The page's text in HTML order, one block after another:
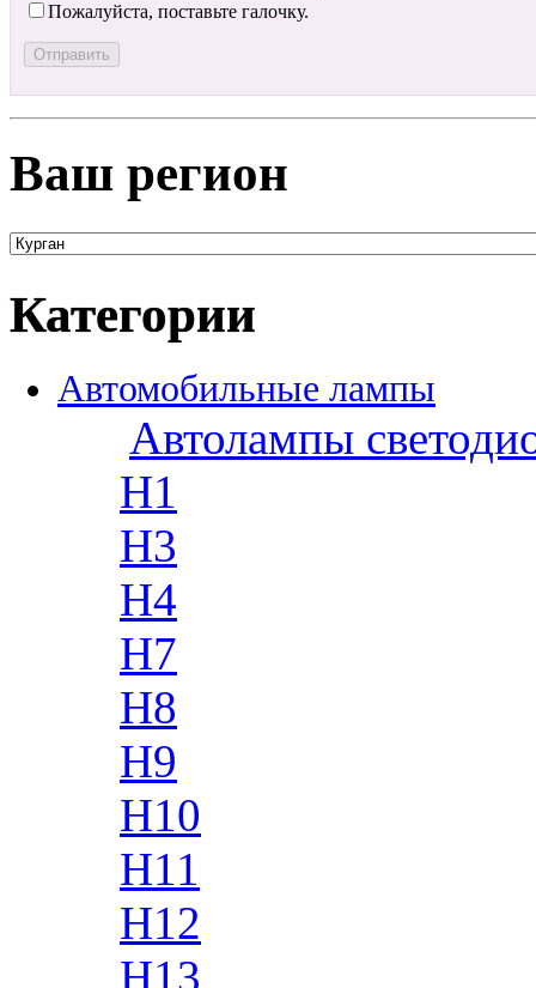
Пожалуйста, поставьте галочку.
Ваш регион
Категории
Автомобильные лампы
Автолампы
H1
H3
H4
H7
H8
H9
H10
H11
H12
H13